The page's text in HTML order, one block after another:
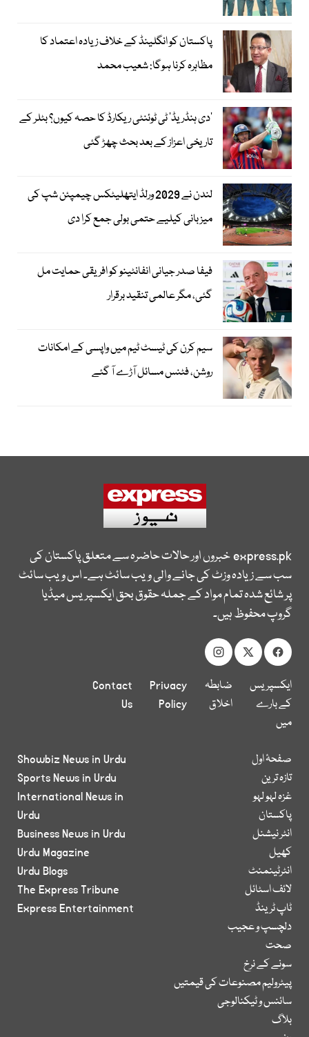
پاکستان کو انگلینڈ کے خلاف زیادہ اعتماد کا
مظاہرہ کرنا ہوگا: شعیب محمد
’دی ہنڈریڈ‘ ٹی ٹوئنٹی ریکارڈ کا حصہ کیوں؟ بٹلر کے
تاریخی اعزاز کے بعد بحث چھڑ گئی
لندن نے 2029 ورلڈ ایتھلیٹکس چیمپئن شپ کی
میزبانی کیلیے حتمی بولی جمع کرا دی
فیفا صدر جیانی انفانٹینو کو افریقی حمایت مل
گئی، مگر عالمی تنقید برقرار
سیم کرن کی ٹیسٹ ٹیم میں واپسی کے امکانات
روشن، فٹنس مسائل آڑے آ گئے
express.pkخبروں اور حالات حاضرہ سے متعلق پاکستان کی
سب سے زیادہ وزٹ کی جانے والی ویب سائٹ ہے۔ اس ویب سائٹ
پر شائع شدہ تمام مواد کے جملہ حقوق بحق ایکسپریس میڈیا
گروپ محفوظ ہیں۔
ایکسپریس
کے بارے
میں
ضابطہ
اخلاق
Privacy
Policy
Contact
Us
صفحۂ اول
تازہ ترین
غزہ لہو لہو
پاکستان
انٹر نیشنل
کھیل
انٹرٹینمنٹ
لائف اسٹائل
ٹاپ ٹرینڈ
دلچسپ و عجیب
صحت
سونے کے نرخ
پیٹرولیم مصنوعات کی قیمتیں
سائنس و ٹیکنالوجی
بلاگ
Showbiz News in Urdu
Sports News in Urdu
International News in
Urdu
Business News in Urdu
Urdu Magazine
Urdu Blogs
The Express Tribune
Express Entertainment